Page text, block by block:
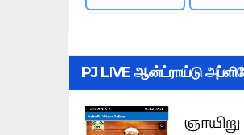
PJ LIVE ஆன்ட்ராய்டு